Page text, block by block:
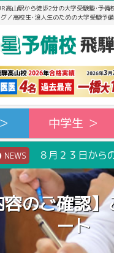
高山駅から徒歩2分の大学受験塾･予
／高校生･浪人生のための大学受験予
中学生 ＞
NEWS ８月２３日から
のご確認
ート